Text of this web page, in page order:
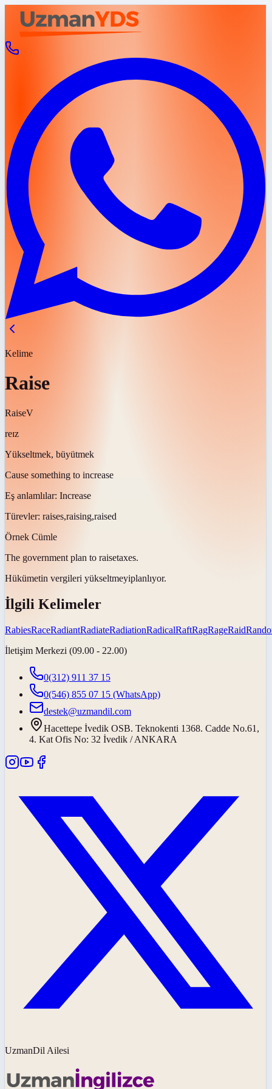
Kelime
Raise
RaiseV
reɪz
Yükseltmek, büyütmek
Cause something to increase
Eş anlamlılar: Increase
Türevler: raises,raising,raised
Örnek Cümle
The government plan to raisetaxes.
Hükümetin vergileri yükseltmeyiplanlıyor.
İlgili Kelimeler
RabiesRaceRadiantRadiateRadiationRadicalRaftRagRageRaid
İletişim Merkezi (09.00 - 22.00)
0(312) 911 37 15
0(546) 855 07 15 (WhatsApp)
destek@uzmandil.com
Hacettepe İvedik OSB. Teknokenti 1368. Cadde No.61,
4. Kat Ofis No: 32 İvedik / ANKARA
UzmanDil Ailesi